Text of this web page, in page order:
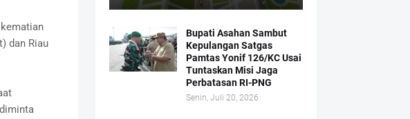
dan Riau
Bupati Asahan Sambut
Kepulangan Satgas
Pamtas Yonif 126/KC Usai
Tuntaskan Misi Jaga
Perbatasan RI-PNG
Senin, Juli 20, 2026